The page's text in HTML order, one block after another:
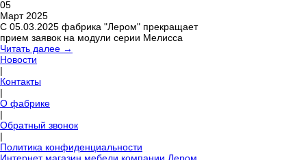
05
Март 2025
С 05.03.2025 фабрика "Лером" прекращает
прием заявок на модули серии Мелисса
Читать далее →
Новости
|
Контакты
|
О фабрике
|
Обратный звонок
|
Политика конфиденциальности